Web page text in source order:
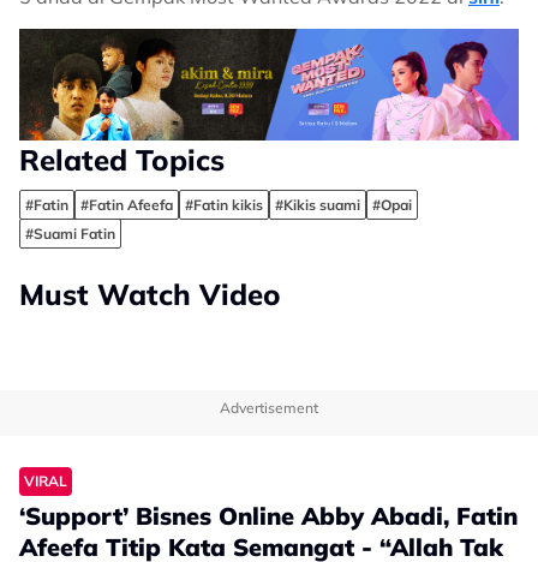
Related Topics
#Fatin #Fatin Afeefa #Fatin kikis #Kikis suami
#Opai
#Suami Fatin
Must Watch Video
Advertisement
VIRAL
‘Support’ Bisnes Online Abby Abadi, Fatin
Afeefa Titip Kata Semangat - “Allah Tak